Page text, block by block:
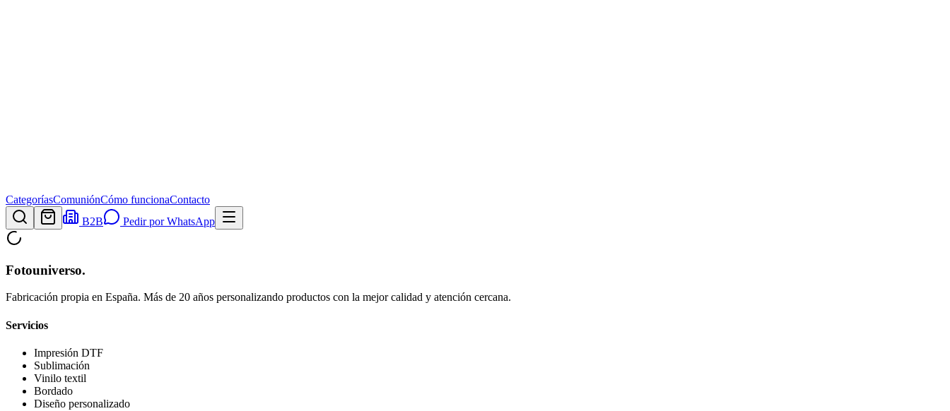
CategoríasComuniónCómo funcionaContacto
B2B
Pedir por WhatsApp
Fotouniverso.
Fabricación propia en España. Más de 20 años personalizando productos con la mejor calidad y atención cercana.
Servicios
Impresión DTF
Sublimación
Vinilo textil
Bordado
Diseño personalizado